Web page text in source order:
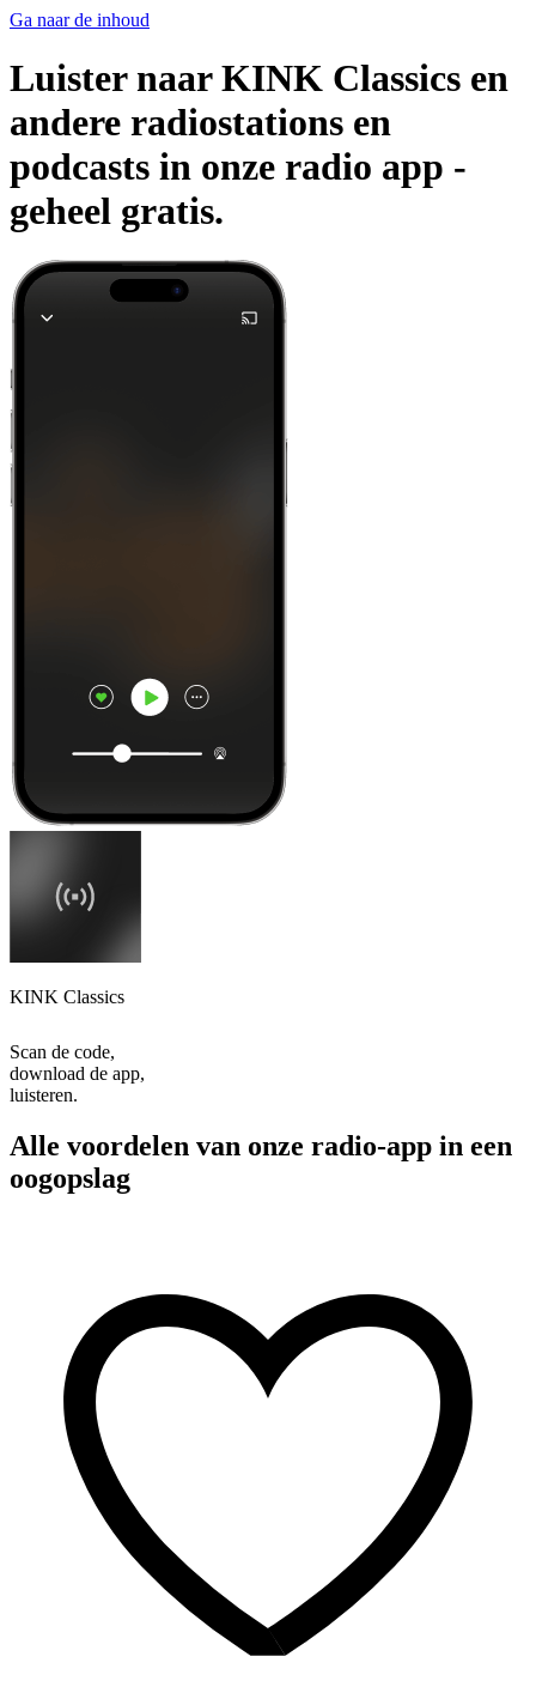
Ga naar de inhoud
Luister naar KINK Classics en
andere radiostations en
podcasts in onze radio app -
geheel gratis.
KINK Classics
Scan de code,
download de app,
luisteren.
Alle voordelen van onze radio-app in een
oogopslag